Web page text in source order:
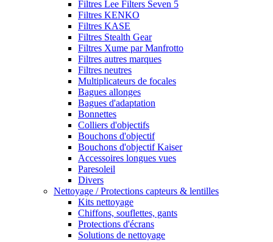
Filtres Lee Filters Seven 5
Filtres KENKO
Filtres KASE
Filtres Stealth Gear
Filtres Xume par Manfrotto
Filtres autres marques
Filtres neutres
Multiplicateurs de focales
Bagues allonges
Bagues d'adaptation
Bonnettes
Colliers d'objectifs
Bouchons d'objectif
Bouchons d'objectif Kaiser
Accessoires longues vues
Paresoleil
Divers
Nettoyage / Protections capteurs & lentilles
Kits nettoyage
Chiffons, souflettes, gants
Protections d'écrans
Solutions de nettoyage